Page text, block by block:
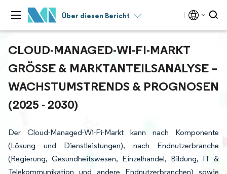
Über diesen Bericht
CLOUD-MANAGED-WI-FI-MARKT
GRÖSSE & MARKTANTEILSANALYSE – W
ACHSTUMSTRENDS & PROGNOSEN (
2025 - 2030)
Der Cloud-Managed-Wi-Fi-Markt kann nach Komponente
(Lösung und Dienstleistungen), nach Endnutzerbranche
(Regierung, Gesundheitswesen, Einzelhandel, Bildung, IT &
Telekommunikation und andere Endnutzerbranchen) sowie